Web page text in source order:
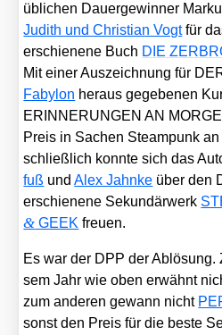
übli­chen Dau­er­ge­win­ner
Judith und Chris­ti­an Vogtfür
erschie­ne­ne Buch DIE
Mit einer Aus­zeich­nung für
Faby­lon her­aus gege­be­nen
ERINNERUNGEN AN
Preis in Sachen Steam­punk an
schließ­lich konn­te sich das
fuß undAlex Jahn­ke über den
erschie­ne­ne Sekun­där­werk
& GEEK freu­en.
Es war der DPP der
sem Jahr wie oben erwähnt
zum ande­ren gewann nicht
sonst den Preis für die bes­te